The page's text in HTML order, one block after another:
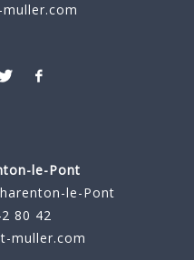
le-Pont
le-Pont
80 42
muller.com